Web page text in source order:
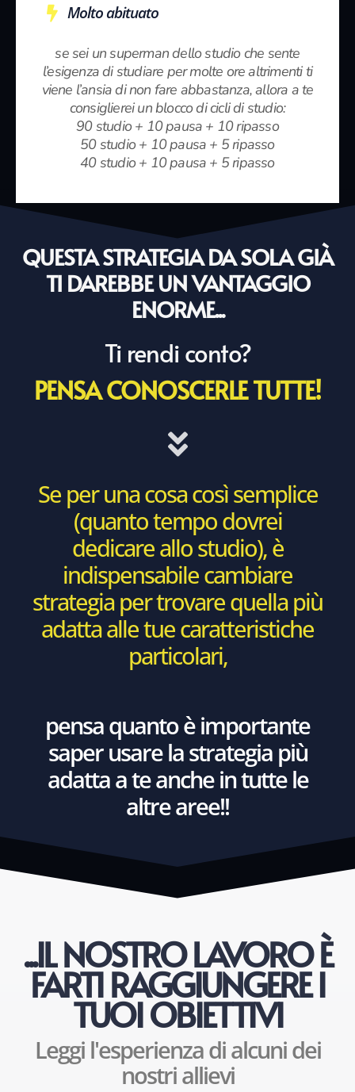
Molto abituato
se sei un superman dello studio che sente
l’esigenza di studiare per molte ore altrimenti ti
viene l’ansia di non fare abbastanza, allora a te
consiglierei un blocco di cicli di studio:
90 studio + 10 pausa + 10 ripasso
50 studio + 10 pausa + 5 ripasso
40 studio + 10 pausa + 5 ripasso
QUESTA STRATEGIA DA SOLA GIÀ
TI DAREBBE UN VANTAGGIO
ENORME...
Ti rendi conto?
PENSA CONOSCERLE TUTTE!
Se per una cosa così semplice
(quanto tempo dovrei
dedicare allo studio), è
indispensabile cambiare
strategia per trovare quella più
adatta alle tue caratteristiche
particolari,
pensa quanto è importante
saper usare la strategia più
adatta a te anche in tutte le
altre aree!!
...IL NOSTRO LAVORO È
FARTI RAGGIUNGERE I
TUOI OBIETTIVI
Leggi l'esperienza di alcuni dei
nostri allievi